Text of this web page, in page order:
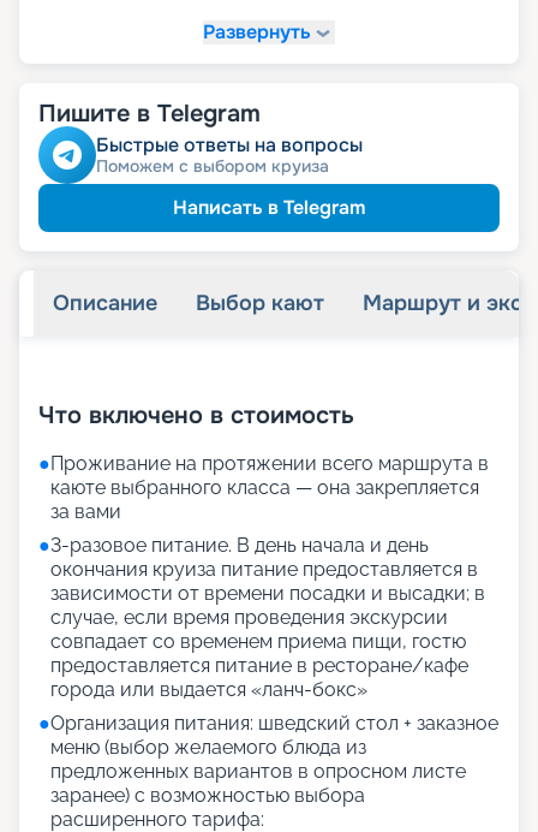
Развернуть
Пишите в Telegram
Быстрые ответы на вопросы
Поможем с выбором круиза
Написать в Telegram
Описание Выбор кают Маршрут и
Что включено в стоимость
●Проживание на протяжении всего маршрута в
каюте выбранного класса — она закрепляется
за вами
●3-разовое питание. В день начала и день
окончания круиза питание предоставляется в
зависимости от времени посадки и высадки; в
случае, если время проведения экскурсии
совпадает со временем приема пищи, гостю
предоставляется питание в ресторане/кафе
города или выдается «ланч-бокс»
●Организация питания: шведский стол + заказное
меню (выбор желаемого блюда из
предложенных вариантов в опросном листе
заранее) с возможностью выбора
расширенного тарифа: